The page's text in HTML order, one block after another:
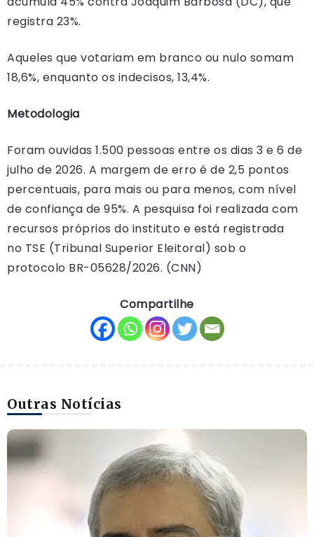
registra 23%.
Aqueles que votariam em branco ou nulo somam
18,6%, enquanto os indecisos, 13,4%.
Metodologia
Foram ouvidas 1.500 pessoas entre os dias 3 e 6 de
julho de 2026. A margem de erro é de 2,5 pontos
percentuais, para mais ou para menos, com nível
de confiança de 95%. A pesquisa foi realizada com
recursos próprios do instituto e está registrada
no TSE (Tribunal Superior Eleitoral) sob o
protocolo BR-05628/2026. (CNN)
Compartilhe
Outras Notícias